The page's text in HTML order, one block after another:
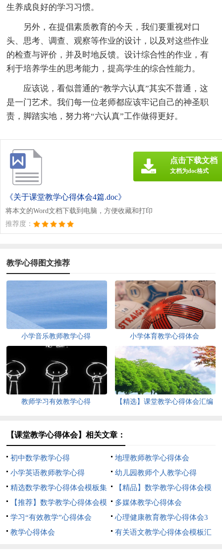
生养成良好的学习习惯。
另外，在提倡素质教育的今天，我们要重视对口
头、思考、调查、观察等作业的设计，以及对这些作业
的检查与评价，并及时地反馈。设计综合性的作业，有
利于培养学生的思考能力，提高学生的综合性能力。
应该说，看似普通的“教学六认真”其实不普通，这
是一门艺术。我们每一位老师都应该牢记自己的神圣职
责，脚踏实地，努力将“六认真”工作做得更好。
《关于课堂教学心得体会4篇.doc》
将本文的Word文档下载到电脑，方便收藏和打印
推荐度：
点击下载文档
文档为doc格式
教学心得图文推荐
小学音乐教师教学心得 小学体育教学心得体会
教师学习有效教学心得
【精选】课堂教学心得体会汇编
【课堂教学心得体会】相关文章：
初中数学教学心得
地理教师教学心得体会
小学英语教师教学心得
幼儿园教师个人教学心得
精选数学教学心得体会模板集
合五篇
【精品】数学教学心得体会模
板集合五篇
【推荐】数学教学心得体会模
板集合8篇
多媒体教学心得体会
学习“有效教学”心得体会
心理健康教育教学心得体会3
篇
教学心得体会
有关语文教学心得体会模板汇